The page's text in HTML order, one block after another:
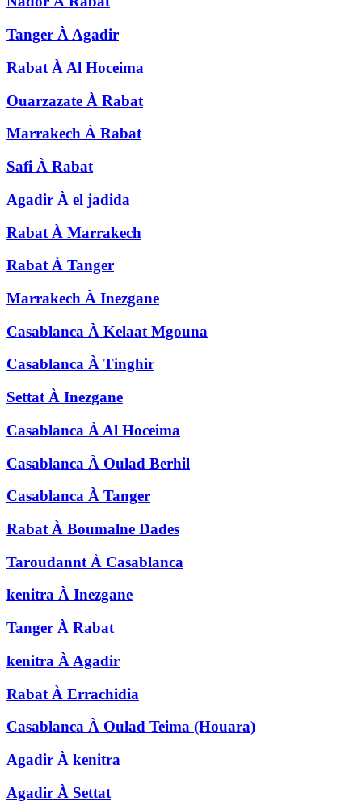
Tanger À Agadir
Rabat À Al Hoceima
Ouarzazate À Rabat
Marrakech À Rabat
Safi À Rabat
Agadir À el jadida
Rabat À Marrakech
Rabat À Tanger
Marrakech À Inezgane
Casablanca À Kelaat Mgouna
Casablanca À Tinghir
Settat À Inezgane
Casablanca À Al Hoceima
Casablanca À Oulad Berhil
Casablanca À Tanger
Rabat À Boumalne Dades
Taroudannt À Casablanca
kenitra À Inezgane
Tanger À Rabat
kenitra À Agadir
Rabat À Errachidia
Casablanca À Oulad Teima (Houara)
Agadir À kenitra
Agadir À Settat